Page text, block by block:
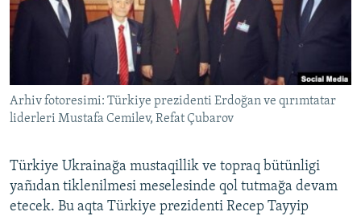
Русский
Українською
QOŞULIÑIZ!
RFE/RS bütün saytları
Arhiv fotoresimi: Türkiye prezidenti Erdoğan ve qırımtatar
liderleri Mustafa Cemilev, Refat Çubarov
Türkiye Ukrainağa mustaqillik ve topraq bütünligi
yañıdan tiklenilmesi meselesinde qol tutmağa devam
etecek. Bu aqta Türkiye prezidenti Recep Tayyip